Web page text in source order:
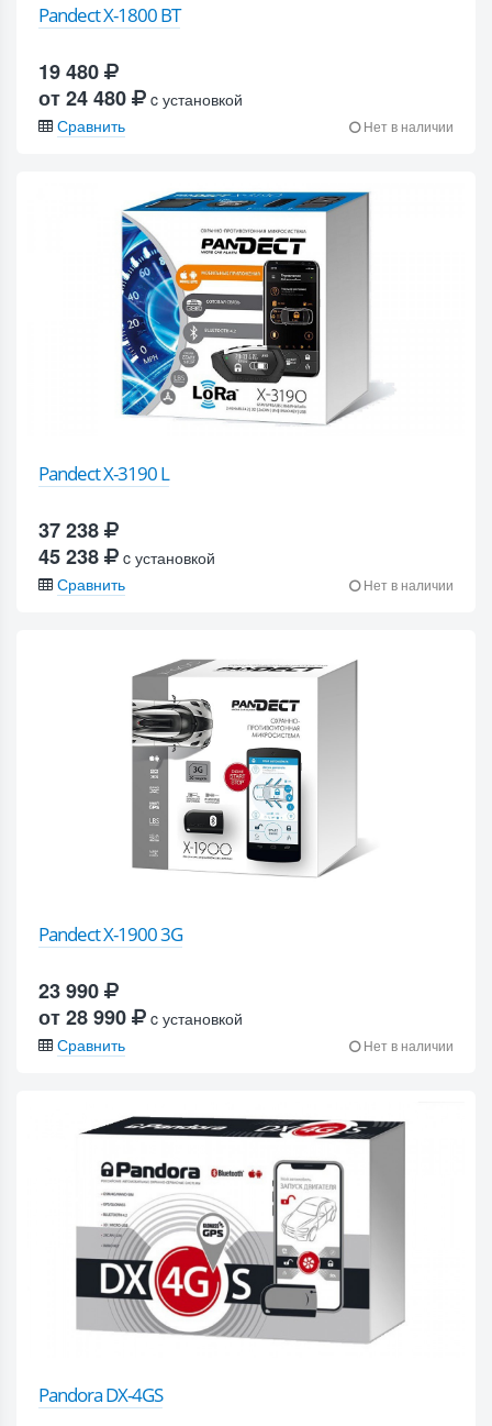
Pandect X-1800 BT
19 480
от 24 480
c установкой
Сравнить
Нет в наличии
Pandect X-3190 L
37 238
45 238
c установкой
Сравнить
Нет в наличии
Pandect X-1900 3G
23 990
от 28 990
c установкой
Сравнить
Нет в наличии
Pandora DX-4GS